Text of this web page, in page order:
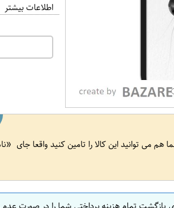
اطلاعات بیشتر
هم می توانید این کالا را تامین کنید واقعا جای